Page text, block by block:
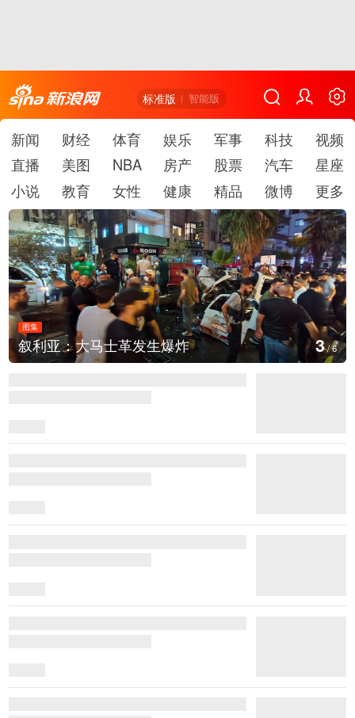
标准版 智能版
新闻 财经 体育 娱乐 军事 科技
视频
直播
美图 NBA 房产 股票 汽车
星座
小说
教育 女性 健康 精品 微博 更多
图集
叙利亚：大马士革发生爆炸 3/6